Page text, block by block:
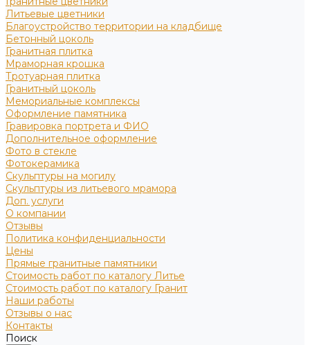
Литьевые цветники
Благоустройство территории на кладбище
Бетонный цоколь
Гранитная плитка
Мраморная крошка
Тротуарная плитка
Гранитный цоколь
Мемориальные комплексы
Оформление памятника
Гравировка портрета и ФИО
Дополнительное оформление
Фото в стекле
Фотокерамика
Скульптуры на могилу
Скульптуры из литьевого мрамора
Доп. услуги
О компании
Отзывы
Политика конфиденциальности
Цены
Прямые гранитные памятники
Стоимость работ по каталогу Литье
Стоимость работ по каталогу Гранит
Наши работы
Отзывы о нас
Контакты
Поиск